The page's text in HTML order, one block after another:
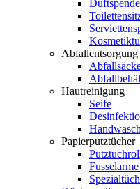
Abfallentsorgung
Hautreinigung
Seife
Papierputztücher